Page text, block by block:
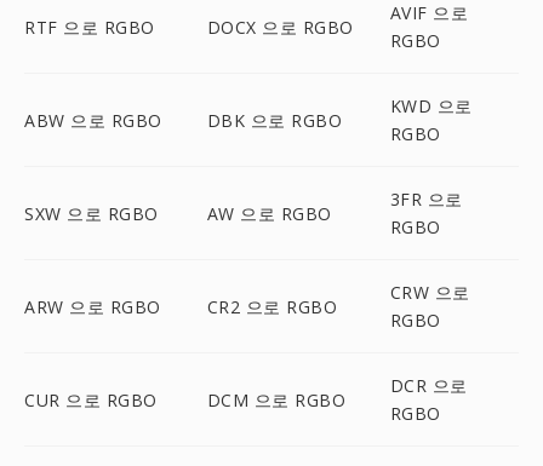
RTF 으로 RGBO DOCX 으로 RGBO
AVIF 으로
RGBO
ABW 으로 RGBO DBK 으로 RGBO
KWD 으로
RGBO
SXW 으로 RGBO AW 으로 RGBO
3FR 으로
RGBO
ARW 으로 RGBO CR2 으로 RGBO
CRW 으로
RGBO
CUR 으로 RGBO DCM 으로 RGBO
DCR 으로
RGBO